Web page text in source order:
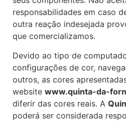
responsabilidades em caso
outra reação indesejada
que comercializamos.
Devido ao tipo de
configurações de cor,
outros, as cores
website www.quinta-da-
diferir das cores reais. A
poderá ser considerada